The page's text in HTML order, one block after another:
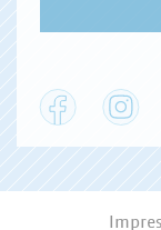
Facebook